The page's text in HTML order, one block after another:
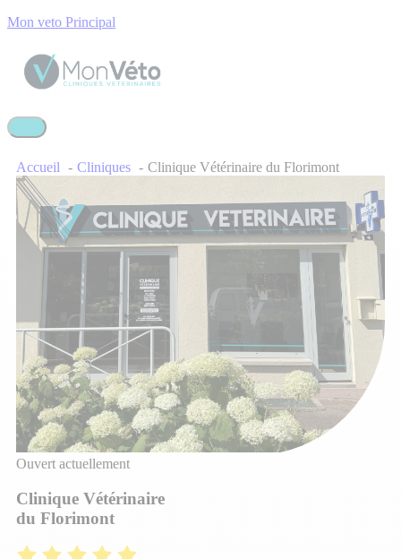
Mon veto Principal
Accueil Cliniques Clinique Vétérinaire du Florimont
Ouvert actuellement
Clinique Vétérinaire
du Florimont